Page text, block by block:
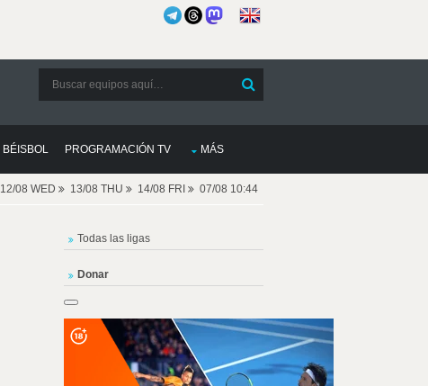
BÉISBOL PROGRAMACIÓN TV MÁS
12/08 WED 13/08 THU 14/08 FRI 07/08 10:44
Todas las ligas
Donar